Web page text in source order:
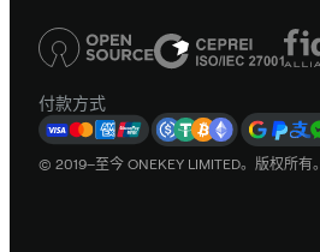
付款方式
© 2019–至今 ONEKEY LIMITED。版权所有。